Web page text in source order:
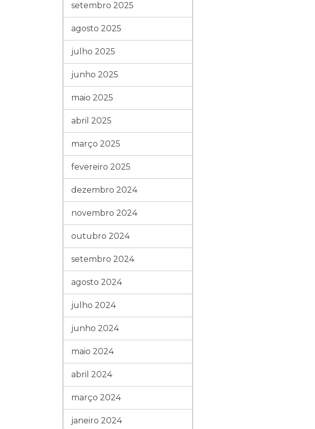
setembro 2025
agosto 2025
julho 2025
junho 2025
maio 2025
abril 2025
março 2025
fevereiro 2025
dezembro 2024
novembro 2024
outubro 2024
setembro 2024
agosto 2024
julho 2024
junho 2024
maio 2024
abril 2024
março 2024
janeiro 2024